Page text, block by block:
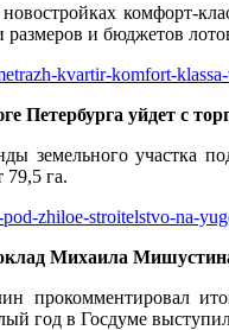
комфорт-
и бюджетов
kvartir-komfort-
Петербурга уйдет с
земельного участка
79,5 га.
zhiloe-stroitelstvo-na-
Михаила
прокомментировал
год в Госдуме